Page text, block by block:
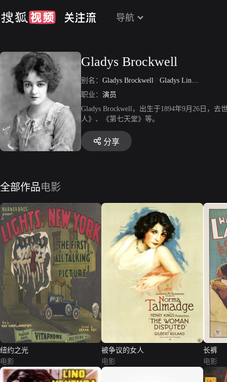
导航
Gladys Brockwell
别名： Gladys Brockwell / Gladys Lindeman
职业： 演员
Gladys Brockwell，出生于1894年9月26日，
人》、《第七天堂》等。
分享
全部作品电影
纽约之光
电影
被争议的女人
电影
长裤
电影